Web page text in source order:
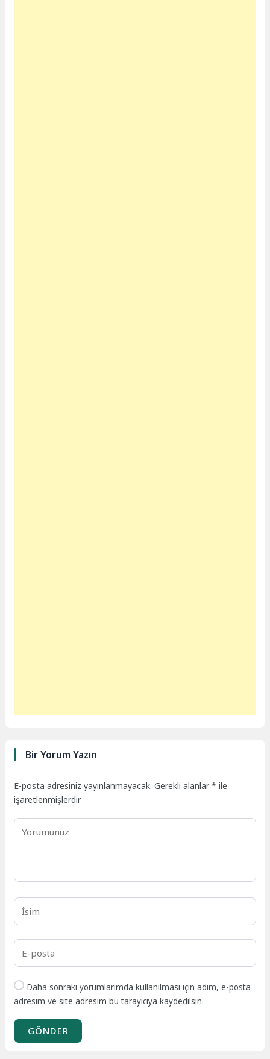
Bir Yorum Yazın
E-posta adresiniz yayınlanmayacak. Gerekli alanlar* ile
işaretlenmişlerdir
Daha sonraki yorumlarımda kullanılması için adım, e-posta
adresim ve site adresim bu tarayıcıya kaydedilsin.
GÖNDER